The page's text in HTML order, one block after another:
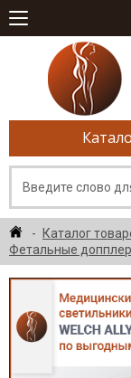
Каталог
Фетальные